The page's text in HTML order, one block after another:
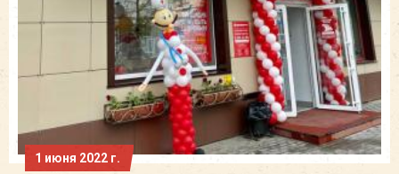
1 июня 2022 г.